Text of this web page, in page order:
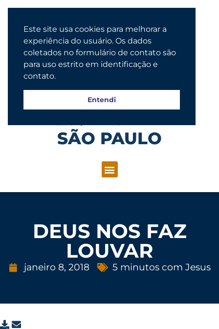
SÃO PAULO
DEUS NOS FAZ
LOUVAR
janeiro 8, 2018 5 minutos com Jesus
Este site usa cookies para melhorar a
experiência do usuário. Os dados
coletados no formulário de contato são
para uso estrito em identificação e
contato.
Entendi